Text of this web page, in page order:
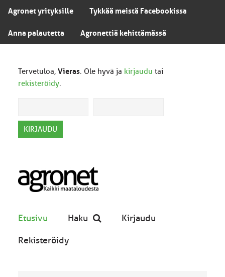
Agronet yrityksille Tykkää meistä Facebookissa
Anna palautetta Agronettiä kehittämässä
Tervetuloa, Vieras. Ole hyvä ja kirjaudu tai
rekisteröidy.
Etusivu Haku Kirjaudu
Rekisteröidy